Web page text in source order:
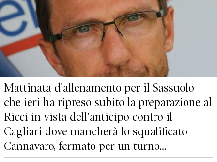
Mattinata d'allenamento per il Sassuolo
che ieri ha ripreso subito la preparazione al
Ricci in vista dell'anticipo contro il
Cagliari dove mancherà lo squalificato
Cannavaro, fermato per un turno...